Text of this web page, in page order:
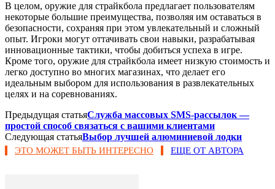
В целом, оружие для страйкбола предлагает пользователям
некоторые большие преимущества, позволяя им оставаться в
безопасности, сохраняя при этом увлекательный и сложный
опыт. Игроки могут оттачивать свои навыки, разрабатывая
инновационные тактики, чтобы добиться успеха в игре.
Кроме того, оружие для страйкбола имеет низкую стоимость и
легко доступно во многих магазинах, что делает его
идеальным выбором для использования в развлекательных
целях и на соревнованиях.
Предыдущая статьяСлужба массовых SMS-рассылок —
простой способ связаться с вашими клиентами
Следующая статьяВыбор лучшей алюминиевой лодки
ЭТО МОЖЕТ БЫТЬ ИНТЕРЕСНО ЕЩЕ ОТ АВТОРА